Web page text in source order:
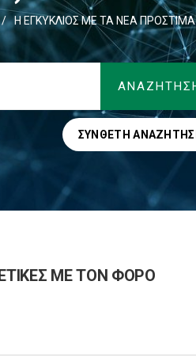
/
Η ΕΓΚΥΚΛΙΟΣ ΜΕ ΤΑ ΝΕΑ ΠΡΟΣΤΙΜΑ
ΣΎΝΘΕΤΗ
ΜΕ ΤΟΝ ΦΟΡΟ